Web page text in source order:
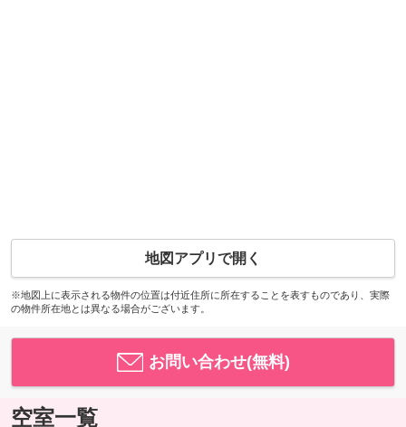
地図アプリで開く
※地図上に表示される物件の位置は付近住所に所在することを表すものであり、実際
の物件所在地とは異なる場合がございます。
お問い合わせ(無料)
空室一覧